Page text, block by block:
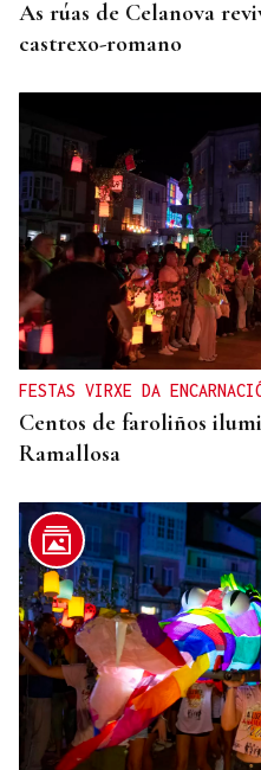
As rúas de Celanova
castrexo-romano
FESTAS VIRXE DA
Centos de faroliños
Ramallosa